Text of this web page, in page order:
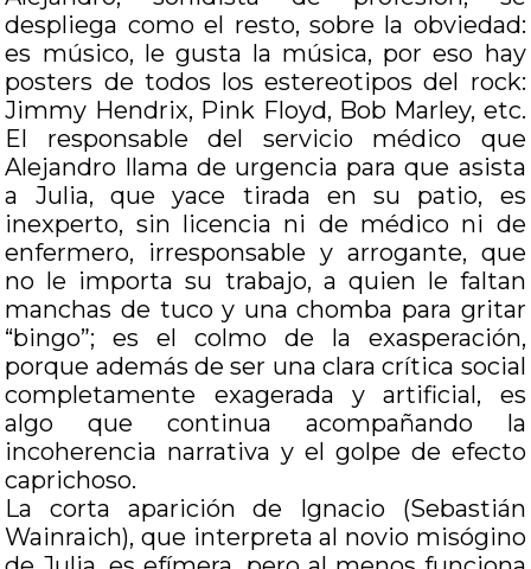
despliega como el resto, sobre la obviedad:
es músico, le gusta la música, por eso hay
posters de todos los estereotipos del rock:
Jimmy Hendrix, Pink Floyd, Bob Marley, etc.
El responsable del servicio médico que
Alejandro llama de urgencia para que asista
a Julia, que yace tirada en su patio, es
inexperto, sin licencia ni de médico ni de
enfermero, irresponsable y arrogante, que
no le importa su trabajo, a quien le faltan
manchas de tuco y una chomba para gritar
“bingo”; es el colmo de la exasperación,
porque además de ser una clara crítica social
completamente exagerada y artificial, es
algo que continua acompañando la
incoherencia narrativa y el golpe de efecto
caprichoso.
La corta aparición de Ignacio (Sebastián
Wainraich), que interpreta al novio misógino